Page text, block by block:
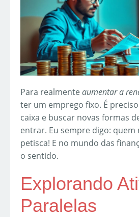
Para realmenteaumentar a
ter um emprego fixo. É
caixa e buscar novas formas
entrar. Eu sempre digo: quem
petisca! E no mundo das
o sentido.
Explorando
Paralelas